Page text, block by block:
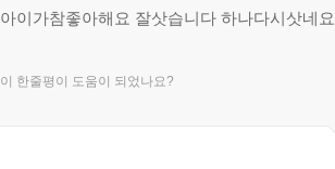
아이가참좋아해요 잘삿습니다 하나다시삿네요
이 한줄평이 도움이 되었나요?